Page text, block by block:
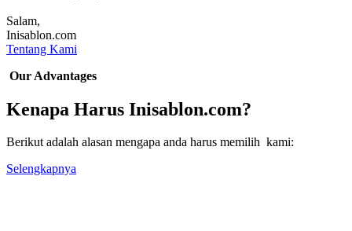
Salam,
Inisablon.com
Tentang Kami
Our Advantages
Kenapa Harus Inisablon.com?
Berikut adalah alasan mengapa anda harus memilih kami:
Selengkapnya